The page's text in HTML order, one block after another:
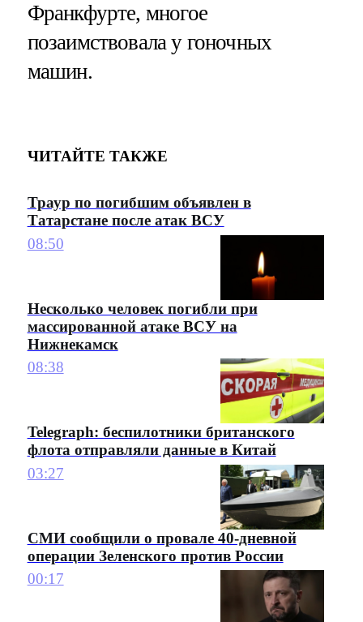
Франкфурте, многое
позаимствовала у гоночных
машин.
ЧИТАЙТЕ ТАКЖЕ
Траур по погибшим объявлен в
Татарстане после атак ВСУ
08:50
Несколько человек погибли при
массированной атаке ВСУ на
Нижнекамск
08:38
Telegraph: беспилотники британского
флота отправляли данные в Китай
03:27
СМИ сообщили о провале 40-дневной
операции Зеленского против России
00:17